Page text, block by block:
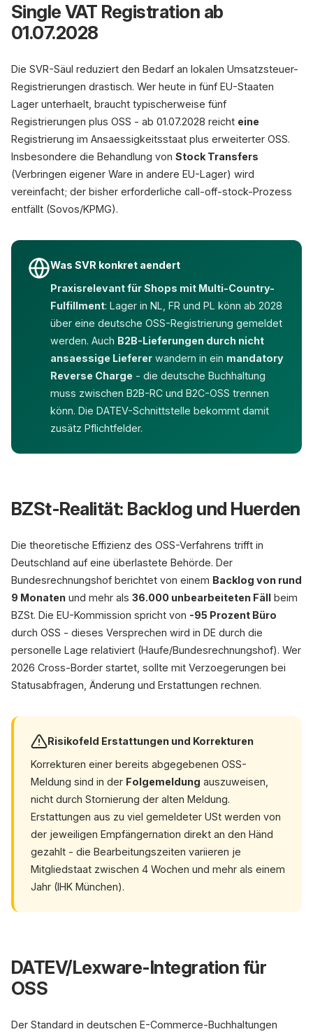
Single VAT Registration ab
01.07.2028
Die SVR-Säul reduziert den Bedarf an lokalen Umsatzsteuer-
Registrierungen drastisch. Wer heute in fünf EU-Staaten
Lager unterhaelt, braucht typischerweise fünf
Registrierungen plus OSS - ab 01.07.2028 reicht eine
Registrierung im Ansaessigkeitsstaat plus erweiterter OSS.
Insbesondere die Behandlung von Stock Transfers
(Verbringen eigener Ware in andere EU-Lager) wird
vereinfacht; der bisher erforderliche call-off-stock-Prozess
entfällt (Sovos/KPMG).
Was SVR konkret aendert
Praxisrelevant für Shops mit Multi-Country-
Fulfillment: Lager in NL, FR und PL könn ab 2028
über eine deutsche OSS-Registrierung gemeldet
werden. Auch B2B-Lieferungen durch nicht
ansaessige Lieferer wandern in ein mandatory
Reverse Charge - die deutsche Buchhaltung
muss zwischen B2B-RC und B2C-OSS trennen
könn. Die DATEV-Schnittstelle bekommt damit
zusätz Pflichtfelder.
BZSt-Realität: Backlog und Huerden
Die theoretische Effizienz des OSS-Verfahrens trifft in
Deutschland auf eine überlastete Behörde. Der
Bundesrechnungshof berichtet von einem Backlog von rund
9 Monaten und mehr als 36.000 unbearbeiteten Fäll beim
BZSt. Die EU-Kommission spricht von -95 Prozent Büro
durch OSS - dieses Versprechen wird in DE durch die
personelle Lage relativiert (Haufe/Bundesrechnungshof). Wer
2026 Cross-Border startet, sollte mit Verzoegerungen bei
Statusabfragen, Änderung und Erstattungen rechnen.
Risikofeld Erstattungen und Korrekturen
Korrekturen einer bereits abgegebenen OSS-
Meldung sind in der Folgemeldung auszuweisen,
nicht durch Stornierung der alten Meldung.
Erstattungen aus zu viel gemeldeter USt werden von
der jeweiligen Empfängernation direkt an den Händ
gezahlt - die Bearbeitungszeiten variieren je
Mitgliedstaat zwischen 4 Wochen und mehr als einem
Jahr (IHK München).
DATEV/Lexware-Integration für
OSS
Der Standard in deutschen E-Commerce-Buchhaltungen